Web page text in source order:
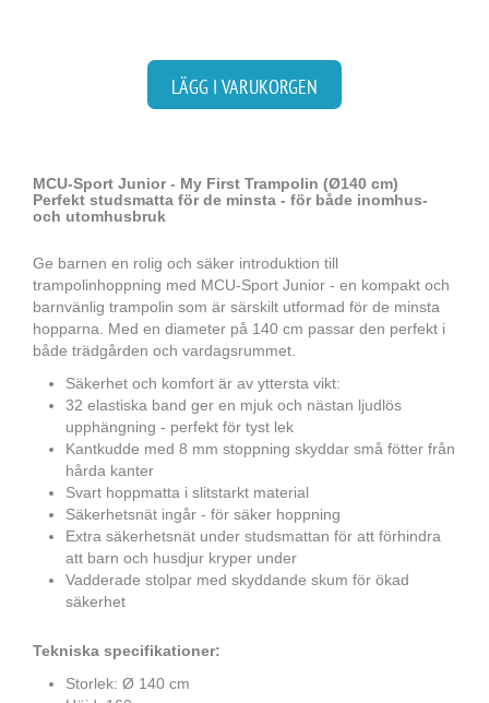
LÄGG I VARUKORGEN
MCU-Sport Junior - My First Trampolin (Ø140 cm)
Perfekt studsmatta för de minsta - för både inomhus-
och utomhusbruk
Ge barnen en rolig och säker introduktion till
trampolinhoppning med MCU-Sport Junior - en kompakt och
barnvänlig trampolin som är särskilt utformad för de minsta
hopparna. Med en diameter på 140 cm passar den perfekt i
både trädgården och vardagsrummet.
Säkerhet och komfort är av yttersta vikt:
32 elastiska band ger en mjuk och nästan ljudlös
upphängning - perfekt för tyst lek
Kantkudde med 8 mm stoppning skyddar små fötter från
hårda kanter
Svart hoppmatta i slitstarkt material
Säkerhetsnät ingår - för säker hoppning
Extra säkerhetsnät under studsmattan för att förhindra
att barn och husdjur kryper under
Vadderade stolpar med skyddande skum för ökad
säkerhet
Tekniska specifikationer:
Storlek: Ø 140 cm